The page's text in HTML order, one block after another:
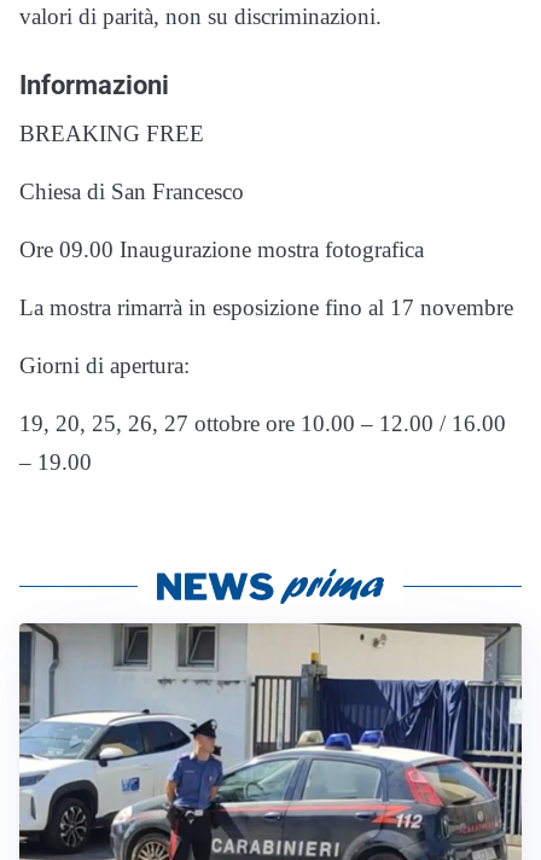
valori di parità, non su discriminazioni.
Informazioni
BREAKING FREE
Chiesa di San Francesco
Ore 09.00 Inaugurazione mostra fotografica
La mostra rimarrà in esposizione fino al 17 novembre
Giorni di apertura:
19, 20, 25, 26, 27 ottobre ore 10.00 – 12.00 / 16.00
– 19.00